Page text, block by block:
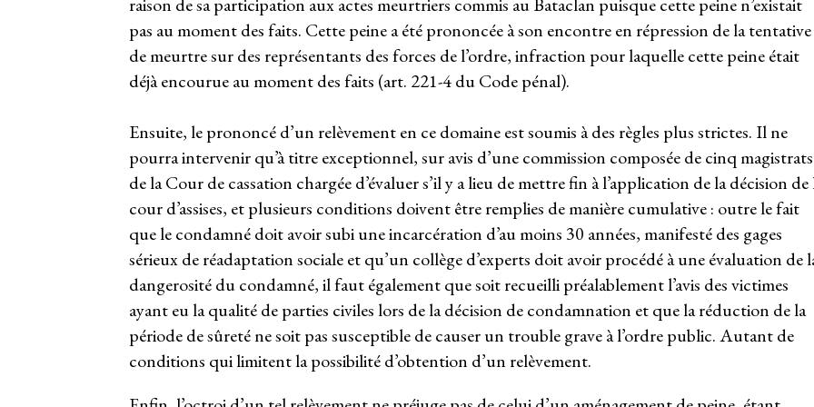
pas au moment des faits. Cette peine a été prononcée à son encontre en répression de la tentative
de meurtre sur des représentants des forces de l’ordre, infraction pour laquelle cette peine était
déjà encourue au moment des faits (art. 221-4 du Code pénal).
Ensuite, le prononcé d’un relèvement en ce domaine est soumis à des règles plus strictes. Il ne
pourra intervenir qu’à titre exceptionnel, sur avis d’une commission composée de cinq magistrats
de la Cour de cassation chargée d’évaluer s’il y a lieu de mettre fin à l’application de la décision de
cour d’assises, et plusieurs conditions doivent être remplies de manière cumulative : outre le fait
que le condamné doit avoir subi une incarcération d’au moins 30 années, manifesté des gages
sérieux de réadaptation sociale et qu’un collège d’experts doit avoir procédé à une évaluation de
dangerosité du condamné, il faut également que soit recueilli préalablement l’avis des victimes
ayant eu la qualité de parties civiles lors de la décision de condamnation et que la réduction de la
période de sûreté ne soit pas susceptible de causer un trouble grave à l’ordre public. Autant de
conditions qui limitent la possibilité d’obtention d’un relèvement.